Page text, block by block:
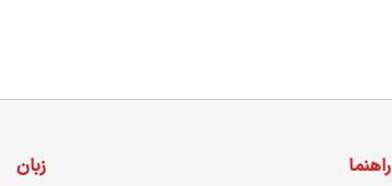
راهنما زبان